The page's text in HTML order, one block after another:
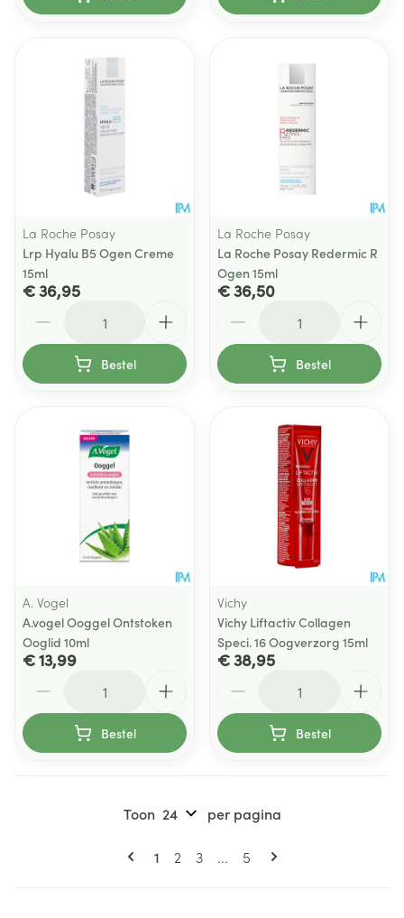
La Roche Posay
Lrp Hyalu B5 Ogen Creme
15ml
€ 36,95
Bestel
La Roche Posay
La Roche Posay Redermic R
Ogen 15ml
€ 36,50
Bestel
A. Vogel
A.vogel Ooggel Ontstoken
Ooglid 10ml
€ 13,99
Bestel
Vichy
Vichy Liftactiv Collagen
Speci. 16 Oogverzorg 15ml
€ 38,95
Bestel
Pagina's
U lees momenteel pagina
1 Pagina
2 Pagina
3 ... Pagina
5
Toon per pagina